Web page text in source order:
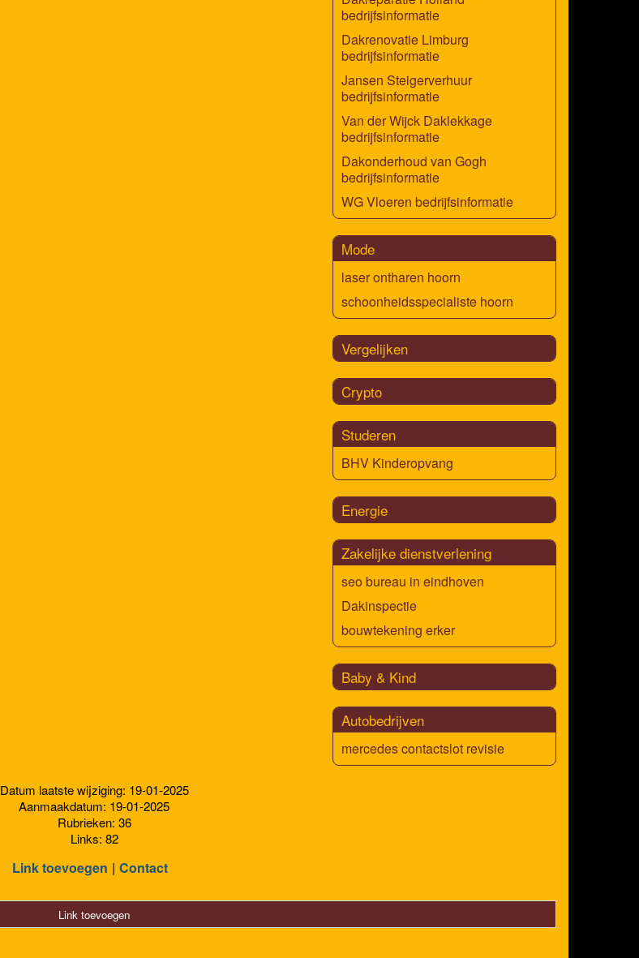
bedrijfsinformatie
Dakrenovatie Limburg
bedrijfsinformatie
Jansen Steigerverhuur
bedrijfsinformatie
Van der Wijck Daklekkage
bedrijfsinformatie
Dakonderhoud van Gogh
bedrijfsinformatie
WG Vloeren bedrijfsinformatie
Mode
laser ontharen hoorn
schoonheidsspecialiste hoorn
Vergelijken
Crypto
Studeren
BHV Kinderopvang
Energie
Zakelijke dienstverlening
seo bureau in eindhoven
Dakinspectie
bouwtekening erker
Baby & Kind
Autobedrijven
mercedes contactslot revisie
Datum laatste wijziging: 19-01-2025
Aanmaakdatum: 19-01-2025
Rubrieken: 36
Links: 82
Link toevoegen Contact
Link toevoegen